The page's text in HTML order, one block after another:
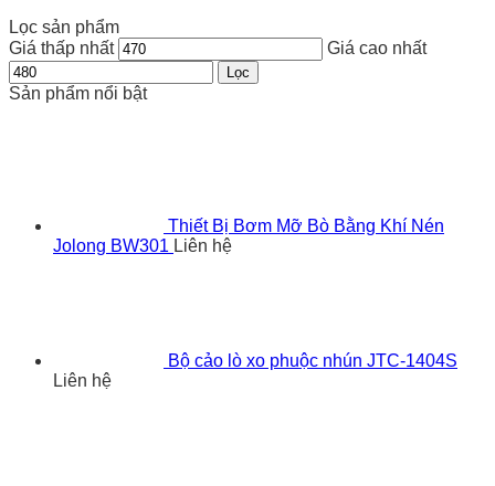
Lọc sản phẩm
Giá thấp nhất
Giá cao nhất
Lọc
Sản phẩm nổi bật
Thiết Bị Bơm Mỡ Bò Bằng Khí Nén
Jolong BW301 Liên hệ
Bộ cảo lò xo phuộc nhún JTC-1404S
Liên hệ